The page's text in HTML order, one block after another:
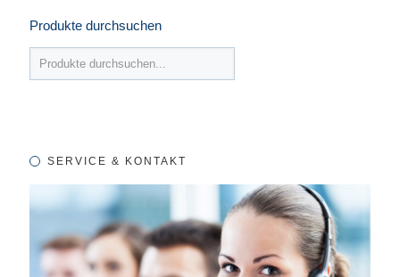
Produkte durchsuchen
SERVICE & KONTAKT